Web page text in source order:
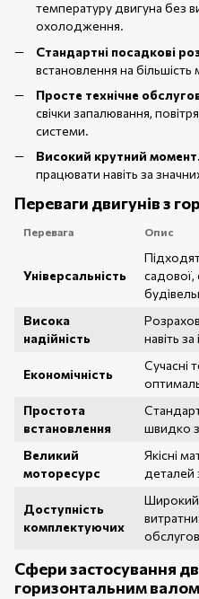
температуру двигуна без
охолодження.
Стандартні посадкові
встановлення на
Просте технічне
свічки запалювання,
системи.
Високий крутний момент.
працювати навіть за
Переваги двигунів з
Перевага Опис
Універсальність
садової,
Висока
надійність
навіть
Економічність
Сучасні
Простота
встановлення
швидко
Великий
моторесурс
Якісні
деталей
Доступність
комплектуючих
Широкий
Сфери застосування
горизонтальним валом